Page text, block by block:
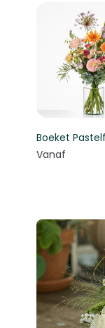
Boeket
Vanaf